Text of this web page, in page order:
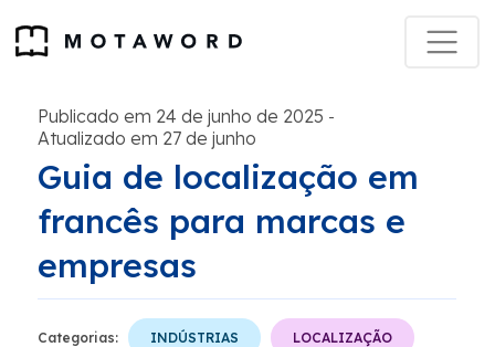
Publicado em 24 de junho de 2025 -
Atualizado em 27 de junho
Guia de localização em
francês para marcas e
empresas
Categorias: INDÚSTRIAS LOCALIZAÇÃO